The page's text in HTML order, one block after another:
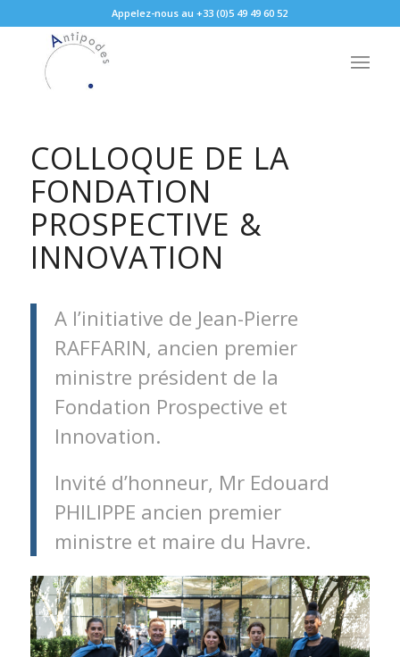
Appelez-nous au +33 (0)5 49 49 60 52
COLLOQUE DE LA
FONDATION
PROSPECTIVE &
INNOVATION
A l’initiative de Jean-Pierre
RAFFARIN, ancien premier
ministre président de la
Fondation Prospective et
Innovation.
Invité d’honneur, Mr Edouard
PHILIPPE ancien premier
ministre et maire du Havre.